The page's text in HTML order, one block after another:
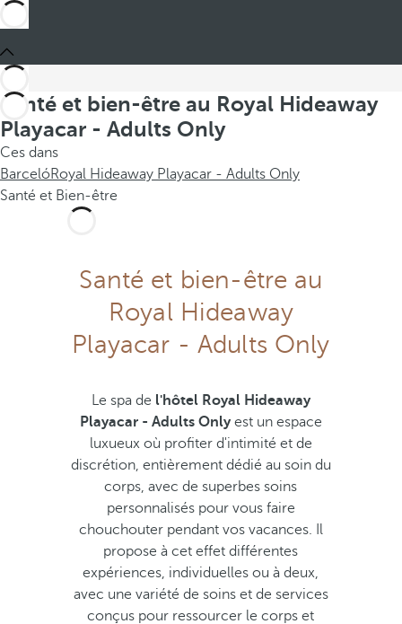
Santé et bien-être au Royal Hideaway
Playacar - Adults Only
Ces dans
BarcelóRoyal Hideaway Playacar - Adults Only
Santé et Bien-être
Santé et bien-être au
Royal Hideaway
Playacar - Adults Only
Le spa de l'hôtel Royal Hideaway
Playacar - Adults Onlyest un espace
luxueux où profiter d'intimité et de
discrétion, entièrement dédié au soin du
corps, avec de superbes soins
personnalisés pour vous faire
chouchouter pendant vos vacances. Il
propose à cet effet différentes
expériences, individuelles ou à deux,
avec une variété de soins et de services
conçus pour ressourcer le corps et